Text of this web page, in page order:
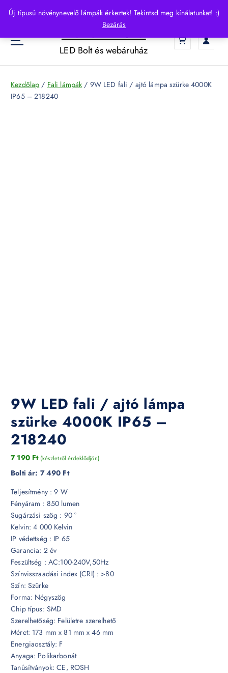
Új típusú növénynevelő lámpák érkeztek! Tekintsd meg kínálatunkat! :)
Bezárás
p
o
HelloLED.hu
LED Bolt és webáruház
Kezdőlap / Fali lámpák / 9W LED fali / ajtó lámpa szürke 4000K
IP65 – 218240
9W LED fali / ajtó lámpa
szürke 4000K IP65 –
218240
7 190 Ft (készletről érdeklődjön)
Bolti ár: 7 490 Ft
Teljesítmény : 9 W
Fényáram : 850 lumen
Sugárzási szög : 90 °
Kelvin: 4 000 Kelvin
IP védettség : IP 65
Garancia: 2 év
Feszültség : AC:100-240V,50Hz
Színvisszaadási index (CRI) : >80
Szín: Szürke
Forma: Négyszög
Chip típus: SMD
Szerelhetőség: Felületre szerelhető
Méret: 173 mm x 81 mm x 46 mm
Energiaosztály: F
Anyaga: Polikarbonát
Tanúsítványok: CE, ROSH